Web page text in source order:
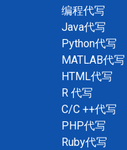
编程代写
Java代写
Python代写
MATLAB代写
HTML代写
R 代写
C/C ++代写
PHP代写
Ruby代写